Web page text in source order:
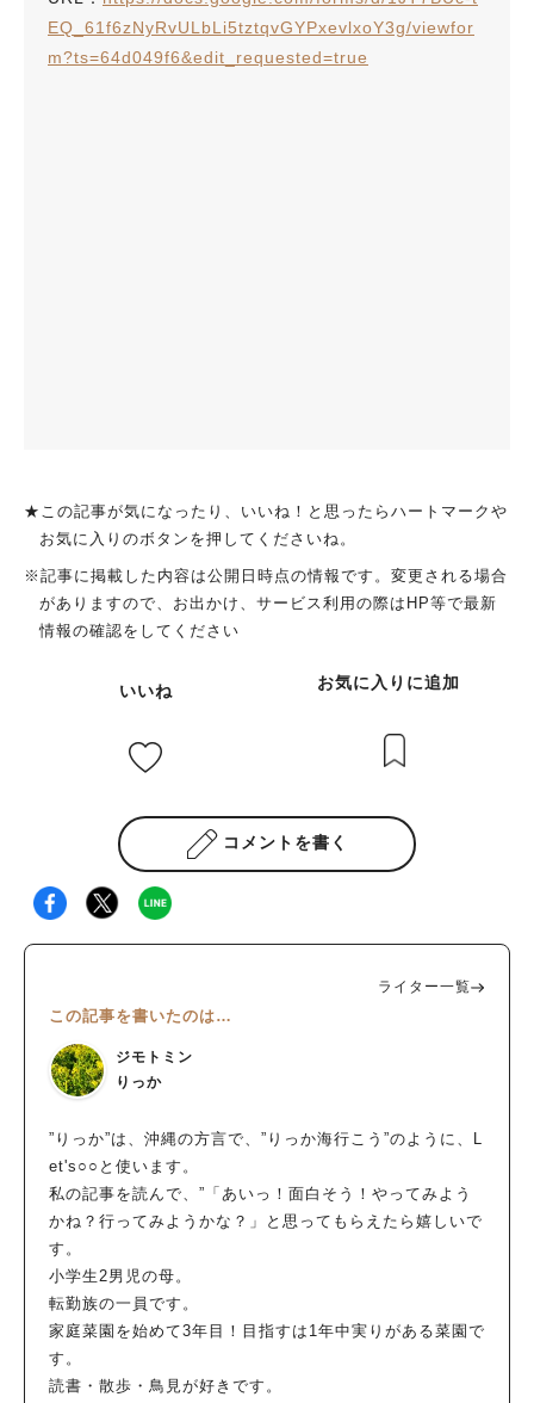
EQ_61f6zNyRvULbLi5tztqvGYPxevlxoY3g/viewfor
m?ts=64d049f6&edit_requested=true
★この記事が気になったり、いいね！と思ったらハートマークや
お気に入りのボタンを押してくださいね。
※記事に掲載した内容は公開日時点の情報です。変更される場合
がありますので、お出かけ、サービス利用の際はHP等で最新
情報の確認をしてください
いいね お気に入りに追加
コメントを書く
ライター一覧
この記事を書いたのは…
ジモトミン
りっか
”りっか”は、沖縄の方言で、”りっか海行こう”のように、L
et's○○と使います。
私の記事を読んで、”「あいっ！面白そう！やってみよう
かね？行ってみようかな？」と思ってもらえたら嬉しいで
す。
小学生2男児の母。
転勤族の一員です。
家庭菜園を始めて3年目！目指すは1年中実りがある菜園で
す。
読書・散歩・鳥見が好きです。